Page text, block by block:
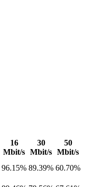
16
Mbit/s
30
Mbit/s
50
Mbit/s
96.15% 89.39% 60.70%